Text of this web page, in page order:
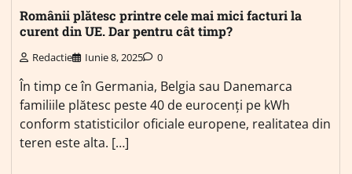
Românii plătesc printre cele mai mici facturi la
curent din UE. Dar pentru cât timp?
Redactie Iunie 8, 2025 0
În timp ce în Germania, Belgia sau Danemarca
familiile plătesc peste 40 de eurocenți pe kWh
conform statisticilor oficiale europene, realitatea din
teren este alta. […]